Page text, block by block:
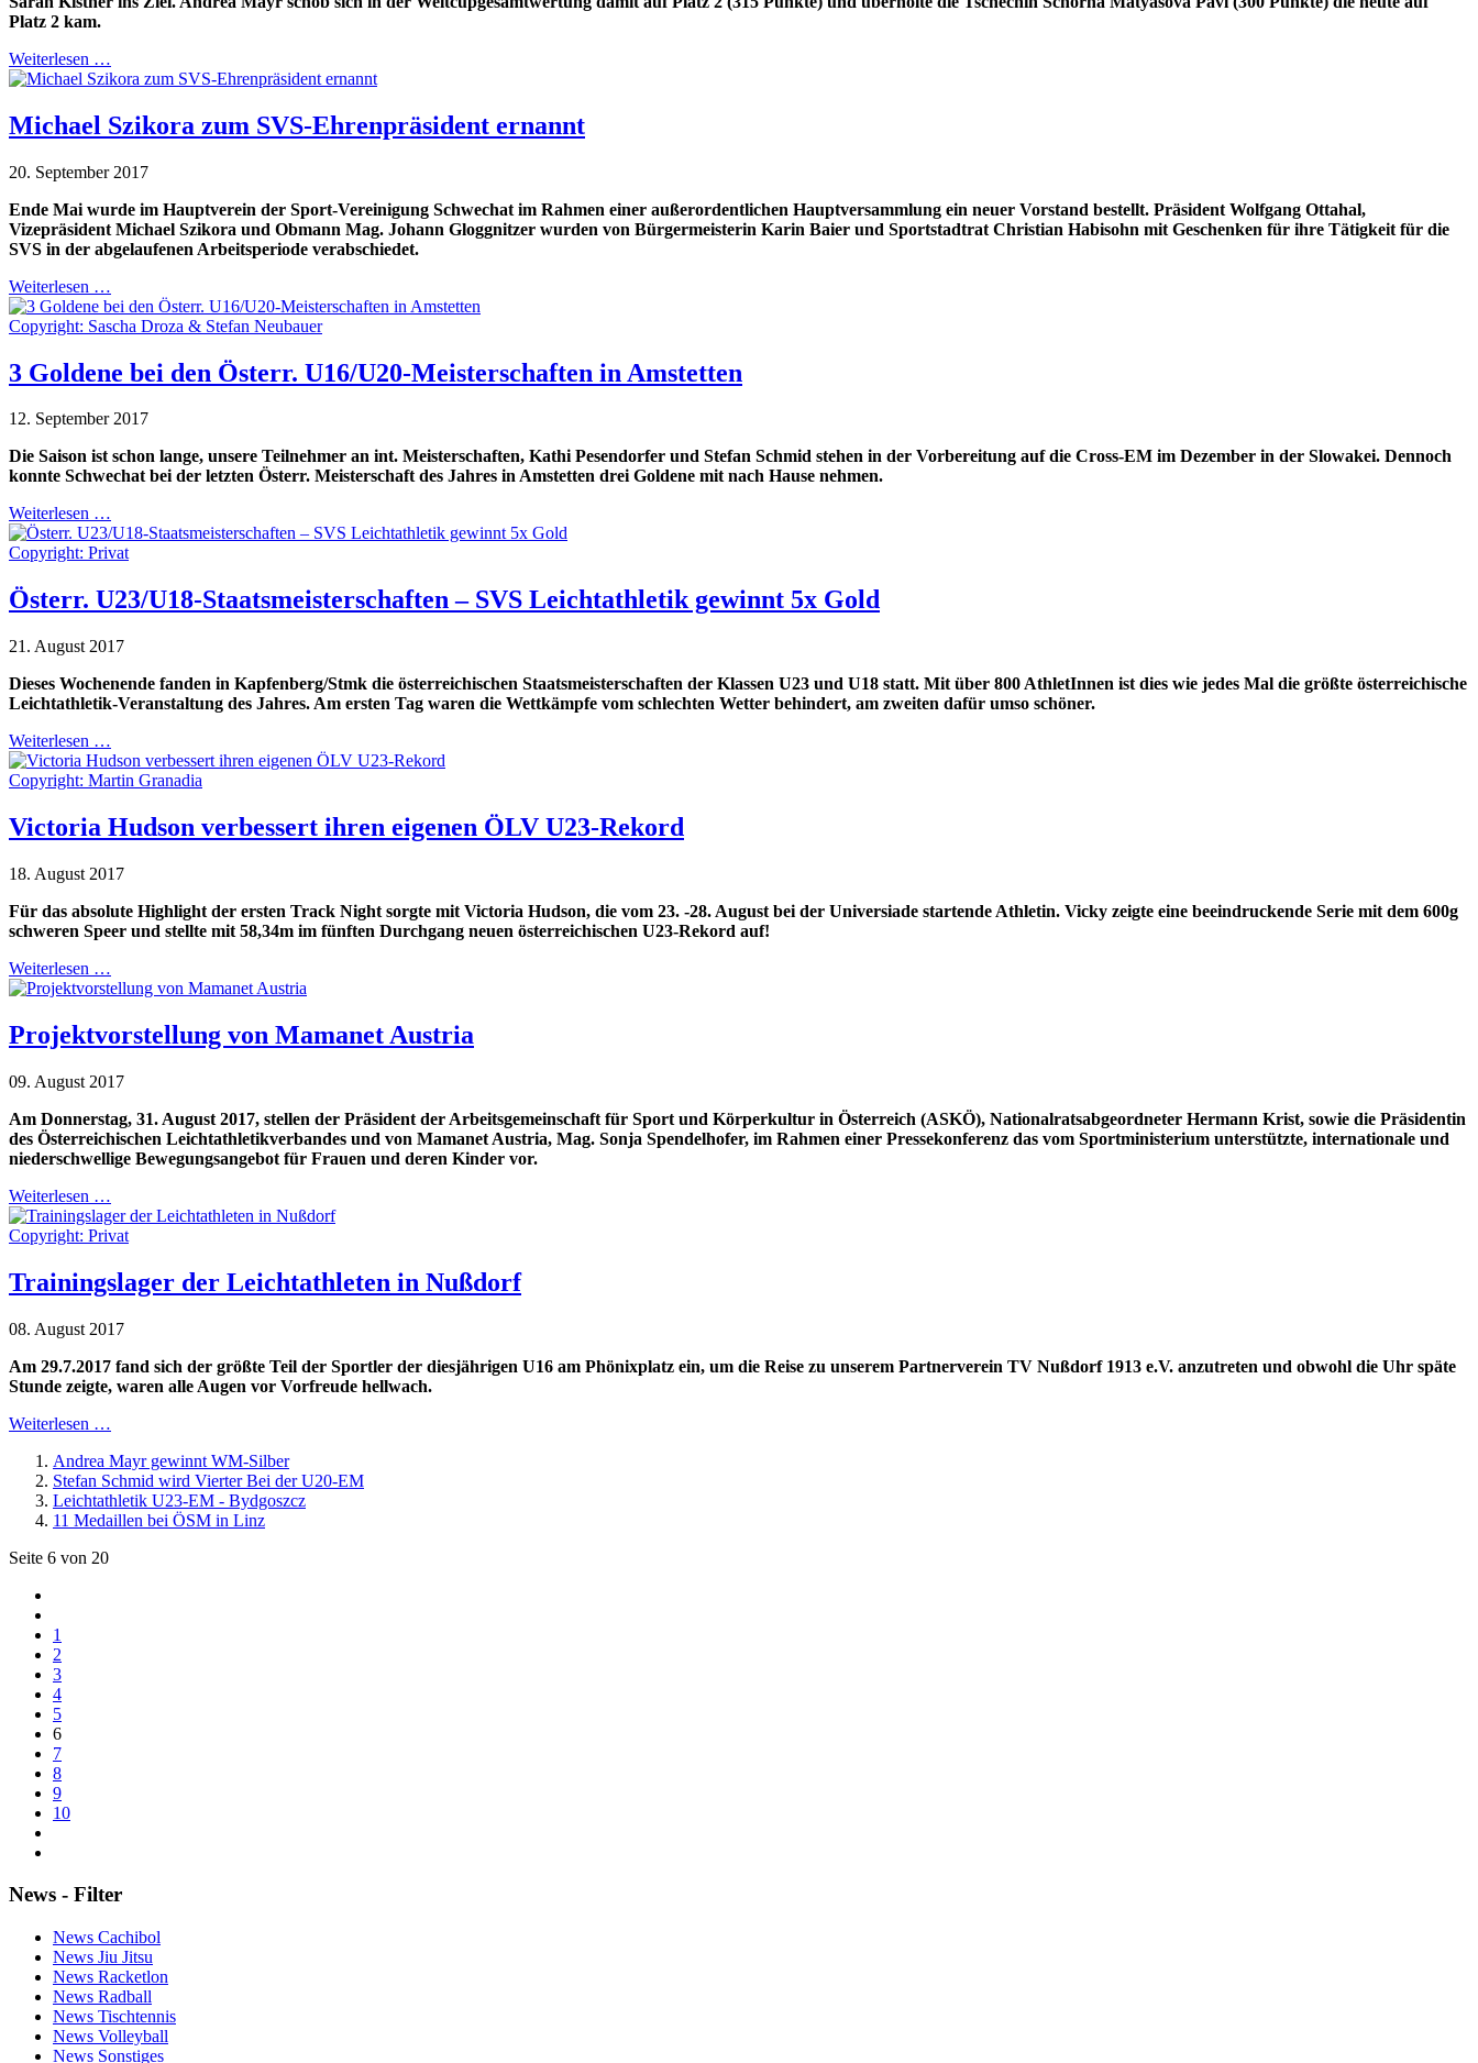
Platz 2 kam.
Weiterlesen …
Michael Szikora zum SVS-Ehrenpräsident ernannt
20. September 2017
Ende Mai wurde im Hauptverein der Sport-Vereinigung Schwechat im Rahmen einer außerordentlichen Hauptversammlung ein neuer Vorstand bestellt. Präsident Wolfgang Ottahal,
Vizepräsident Michael Szikora und Obmann Mag. Johann Gloggnitzer wurden von Bürgermeisterin Karin Baier und Sportstadtrat Christian Habisohn mit Geschenken für ihre Tätigkeit für die
SVS in der abgelaufenen Arbeitsperiode verabschiedet.
Weiterlesen …
Copyright: Sascha Droza & Stefan Neubauer
3 Goldene bei den Österr. U16/U20-Meisterschaften in Amstetten
12. September 2017
Die Saison ist schon lange, unsere Teilnehmer an int. Meisterschaften, Kathi Pesendorfer und Stefan Schmid stehen in der Vorbereitung auf die Cross-EM im Dezember in der Slowakei. Dennoch
konnte Schwechat bei der letzten Österr. Meisterschaft des Jahres in Amstetten drei Goldene mit nach Hause nehmen.
Weiterlesen …
Copyright: Privat
Österr. U23/U18-Staatsmeisterschaften – SVS Leichtathletik gewinnt 5x Gold
21. August 2017
Dieses Wochenende fanden in Kapfenberg/Stmk die österreichischen Staatsmeisterschaften der Klassen U23 und U18 statt. Mit über 800 AthletInnen ist dies wie jedes Mal die größte österreichische
Leichtathletik-Veranstaltung des Jahres. Am ersten Tag waren die Wettkämpfe vom schlechten Wetter behindert, am zweiten dafür umso schöner.
Weiterlesen …
Copyright: Martin Granadia
Victoria Hudson verbessert ihren eigenen ÖLV U23-Rekord
18. August 2017
Für das absolute Highlight der ersten Track Night sorgte mit Victoria Hudson, die vom 23. -28. August bei der Universiade startende Athletin. Vicky zeigte eine beeindruckende Serie mit dem 600g
schweren Speer und stellte mit 58,34m im fünften Durchgang neuen österreichischen U23-Rekord auf!
Weiterlesen …
Projektvorstellung von Mamanet Austria
09. August 2017
Am Donnerstag, 31. August 2017, stellen der Präsident der Arbeitsgemeinschaft für Sport und Körperkultur in Österreich (ASKÖ), Nationalratsabgeordneter Hermann Krist, sowie die Präsidentin
des Österreichischen Leichtathletikverbandes und von Mamanet Austria, Mag. Sonja Spendelhofer, im Rahmen einer Pressekonferenz das vom Sportministerium unterstützte, internationale und
niederschwellige Bewegungsangebot für Frauen und deren Kinder vor.
Weiterlesen …
Copyright: Privat
Trainingslager der Leichtathleten in Nußdorf
08. August 2017
Am 29.7.2017 fand sich der größte Teil der Sportler der diesjährigen U16 am Phönixplatz ein, um die Reise zu unserem Partnerverein TV Nußdorf 1913 e.V. anzutreten und obwohl die Uhr späte
Stunde zeigte, waren alle Augen vor Vorfreude hellwach.
Weiterlesen …
Andrea Mayr gewinnt WM-Silber
Stefan Schmid wird Vierter Bei der U20-EM
Leichtathletik U23-EM - Bydgoszcz
11 Medaillen bei ÖSM in Linz
Seite 6 von 20
1
2
3
4
5
6
7
8
9
10
News - Filter
News Cachibol
News Jiu Jitsu
News Racketlon
News Radball
News Tischtennis
News Volleyball
News Sonstiges